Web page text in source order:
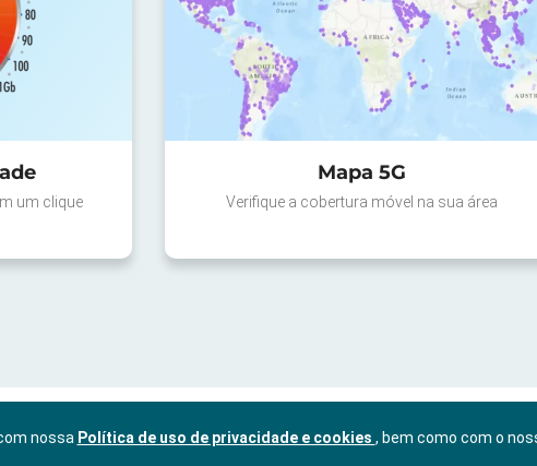
um clique
Mapa 5G
Verifique a cobertura móvel na sua área
nossa Política de uso de privacidade e cookies , bem como com o